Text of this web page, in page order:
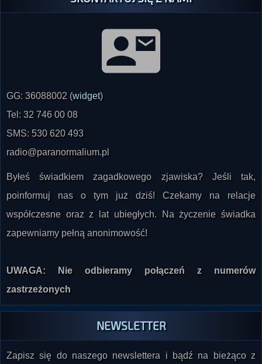
GG: 36088002 (widget)
Tel: 32 746 00 08
SMS: 530 620 493
radio@paranormalium.pl
Byłeś świadkiem zagadkowego zjawiska? Jeśli tak,
poinformuj nas o tym już dziś! Czekamy na relacje
współczesne oraz z lat ubiegłych. Na życzenie świadka
zapewniamy pełną anonimowość!
UWAGA: Nie odbieramy połączeń z numerów
zastrzeżonych
NEWSLETTER
Zapisz się do naszego newslettera i bądź na bieżąco z